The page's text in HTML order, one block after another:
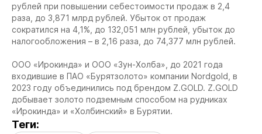
рублей при повышении себестоимости продаж в 2,4
раза, до 3,871 млрд рублей. Убыток от продаж
сократился на 4,1%, до 132,051 млн рублей, убыток до
налогообложения – в 2,16 раза, до 74,377 млн рублей.
ООО «Ирокинда» и ООО «Зун-Холба», до 2021 года
входившие в ПАО «Бурятзолото» компании Nordgold, в
2023 году объединились под брендом Z.GOLD. Z.GOLD
добывает золото подземным способом на рудниках
«Ирокинда» и «Холбинский» в Бурятии.
Теги: